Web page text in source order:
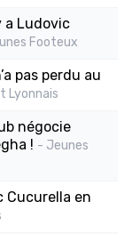
a Ludovic
Footeux
pas perdu au
Lyonnais
négocie
! - Jeunes
Cucurella en